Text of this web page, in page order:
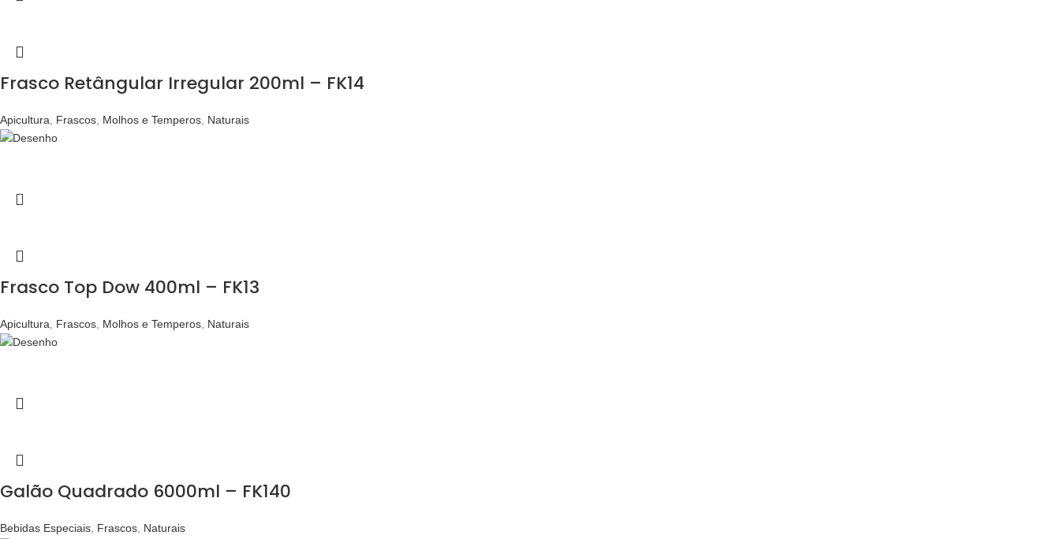
Frasco Retângular Irregular 200ml – FK14
Apicultura Frascos Molhos e Temperos Naturais
Frasco Top Dow 400ml – FK13
Apicultura Frascos Molhos e Temperos Naturais
Galão Quadrado 6000ml – FK140
Bebidas Especiais, Frascos, Naturais